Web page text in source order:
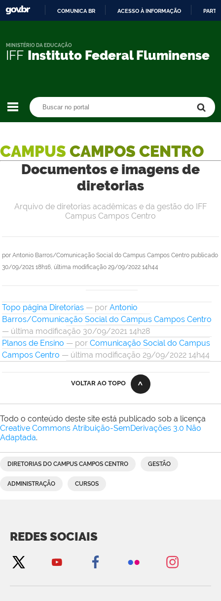
CONTEÚDO
COMUNICA BR ACESSO À INFORMAÇÃO
IFF Instituto Federal Fluminense
MINISTÉRIO DA EDUCAÇÃO
CAMPUS CAMPOS CENTRO
Documentos e imagens de
diretorias
por Antonio Barros/Comunicação Social do Campus Campos Centro publicado
30/09/2021 18h16, última modificação 29/09/2022 14h44
Arquivo de diretorias acadêmicas e da gestão do IFF
Campus Campos Centro
Topo página Diretorias — por Antonio
Barros/Comunicação Social do Campus Campos Centro
— última modificação 30/09/2021 14h28
Planos de Ensino — por Comunicação Social do Campus
Campos Centro — última modificação 29/09/2022 14h44
VOLTAR AO TOPO
Todo o conteúdo deste site está publicado sob a licença
Creative Commons Atribuição-SemDerivações 3.0 Não
Adaptada.
DIRETORIAS DO CAMPUS CAMPOS CENTRO GESTÃO
ADMINISTRAÇÃO CURSOS
REDES SOCIAIS